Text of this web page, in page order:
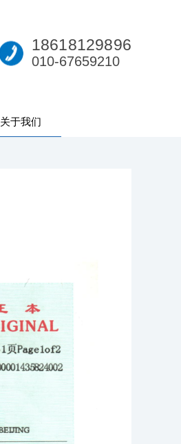
18618129896
010-67659210
关于我们